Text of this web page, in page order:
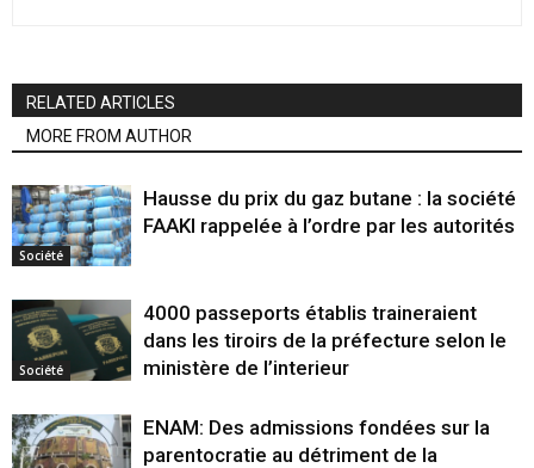
RELATED ARTICLES
MORE FROM AUTHOR
Société
Hausse du prix du gaz butane : la société
FAAKI rappelée à l’ordre par les autorités
Société
4000 passeports établis traineraient
dans les tiroirs de la préfecture selon le
ministère de l’interieur
ENAM: Des admissions fondées sur la
parentocratie au détriment de la